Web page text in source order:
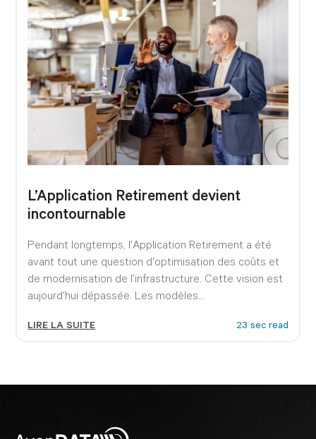
L’Application Retirement devient
incontournable
Pendant longtemps, l'Application Retirement a été
avant tout une question d'optimisation des coûts et
de modernisation de l'infrastructure. Cette vision est
aujourd'hui dépassée. Les modèles...
LIRE LA SUITE 23 sec read